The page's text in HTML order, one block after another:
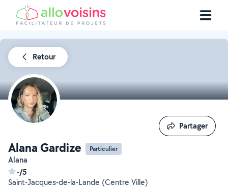
Retour
Alana Gardize Particulier
Alana
-/5
Saint-Jacques-de-la-Lande (Centre Ville)
Partager
Partager